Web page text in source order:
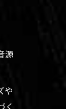
源
や